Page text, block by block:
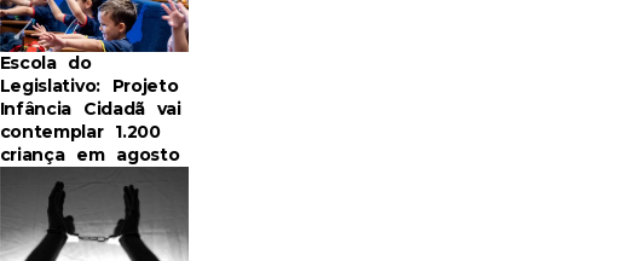
Escola do
Legislativo: Projeto
Infância Cidadã vai
contemplar 1.200
criança em agosto